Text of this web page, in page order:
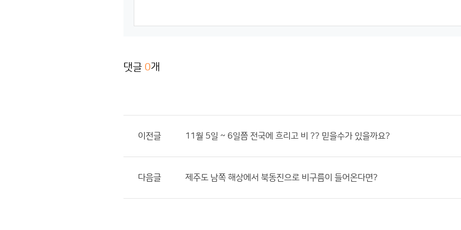
댓글 0개
이전글 11월 5일 ~ 6일쯤 전국에 흐리고 비 ?? 믿을수가 있을까요?
다음글 제주도 남쪽 해상에서 북동진으로 비구름이 들어온다면?